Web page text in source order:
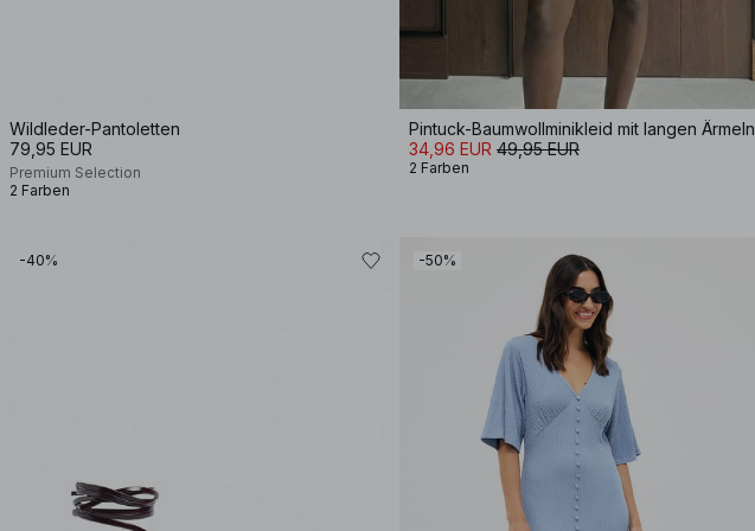
Wildleder-Pantoletten
79,95 EUR
Premium Selection
2 Farben
Pintuck-Baumwollminikleid mit langen Ärmeln
34,96 EUR 49,95 EUR
2 Farben
-40% -50%